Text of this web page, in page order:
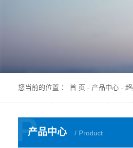
您当前的位置 ： 首 页 - 产品中心 -
产品中心 Product
P